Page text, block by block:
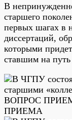
В
старшего
первых шагах в
диссертаций,
которыми
ставшим на путь